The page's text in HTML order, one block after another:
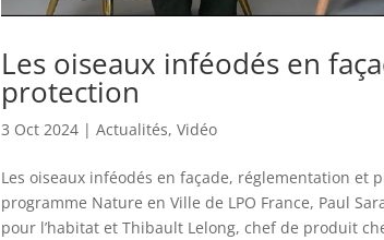
Les oiseaux inféodés en
protection
3 Oct 2024 | Actualités, Vidéo
Les oiseaux inféodés en façade, réglementation et
programme Nature en Ville de LPO France, Paul
pour l’habitat et Thibault Lelong, chef de produit